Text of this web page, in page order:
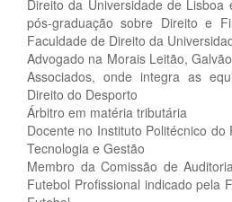
Direito da Universidade de
pós-graduação sobre Direito e
Faculdade de Direito da
Advogado na Morais Leitão,
Associados, onde integra as
Direito do Desporto
Árbitro em matéria tributária
Docente no Instituto Politécnico do
Tecnologia e Gestão
Membro da Comissão de
Futebol Profissional indicado pela